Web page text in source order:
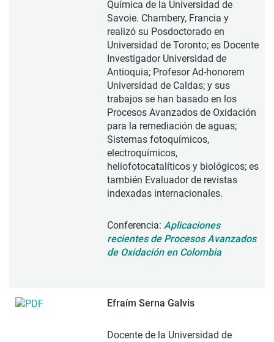
Química de la Universidad de
Savoie. Chambery, Francia y
realizó su Posdoctorado en
Universidad de Toronto; es Docente
Investigador Universidad de
Antioquia; Profesor Ad-honorem
Universidad de Caldas; y sus
trabajos se han basado en los
Procesos Avanzados de Oxidación
para la remediación de aguas;
Sistemas fotoquímicos,
electroquímicos,
heliofotocatalíticos y biológicos; es
también Evaluador de revistas
indexadas internacionales.
Conferencia: Aplicaciones
recientes de Procesos Avanzados
de Oxidación en Colombia
Efraím Serna Galvis
Docente de la Universidad de